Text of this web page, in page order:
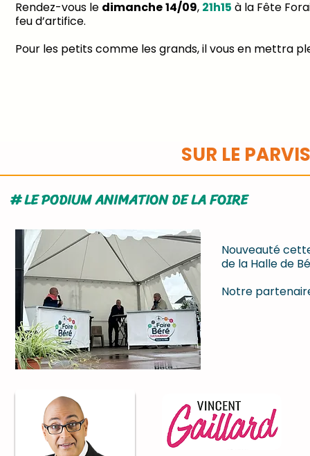
Rendez-vous le dimanche 14/09, 21h15 à la Fête
feu d’artifice.
Pour les petits comme les grands, il vous en mettra
SUR LE
# LE PODIUM ANIMATION DE LA FOIRE
Nouveauté
de la Halle de
Notre